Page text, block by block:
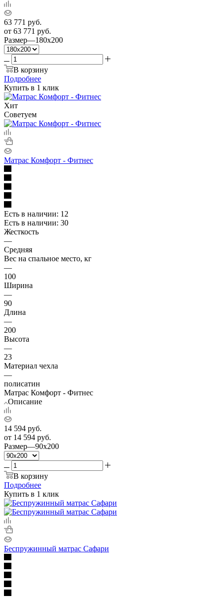
63 771 руб.
от 63 771 руб.
Размер—180x200
В корзину
Подробнее
Купить в 1 клик
Хит
Советуем
Матрас Комфорт - Фитнес
Есть в наличии: 12
Есть в наличии: 30
Жесткость
—
Средняя
Вес на спальное место, кг
—
100
Ширина
—
90
Длина
—
200
Высота
—
23
Материал чехла
—
полисатин
Матрас Комфорт - Фитнес
Описание
14 594 руб.
от 14 594 руб.
Размер—90x200
В корзину
Подробнее
Купить в 1 клик
Беспружинный матрас Сафари